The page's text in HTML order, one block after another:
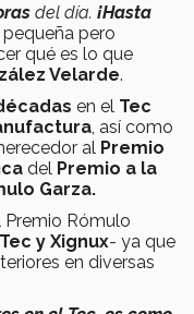
del día. ¡Hasta
pero
qué es lo que
Velarde.
en el Tec
, así como
al Premio
del Premio a la
Garza.
Rómulo
y Xignux- ya que
en diversas